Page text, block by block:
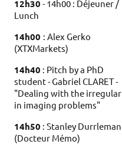
12h30 - 14h00 : Déjeuner /
Lunch
14h00 : Alex Gerko
(XTXMarkets)
14h40 : Pitch by a PhD
student - Gabriel CLARET -
"Dealing with the irregular
in imaging problems"
14h50 : Stanley Durrleman
(Docteur Mémo)